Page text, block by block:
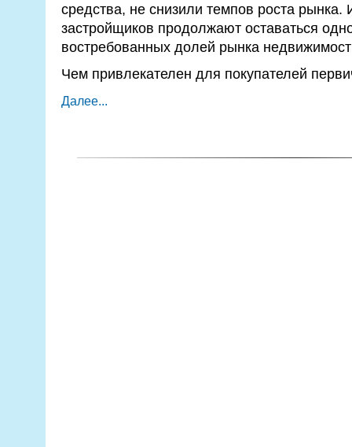
средства, не снизили темпов роста
застройщиков продолжают оставаться
востребованных долей рынка
Чем привлекателен для покупателей
Далее...